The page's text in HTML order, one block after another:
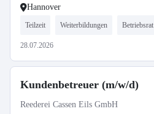
Hannover
Teilzeit Weiterbildungen Betriebsrat
28.07.2026
Kundenbetreuer (m/w/d)
Reederei Cassen Eils GmbH